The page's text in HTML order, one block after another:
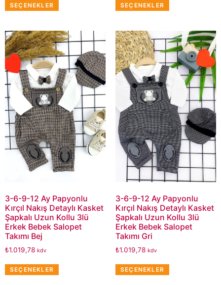
SEÇENEKLER SEÇENEKLER
3-6-9-12 Ay Papyonlu
Kırçıl Nakış Detaylı Kasket
Şapkalı Uzun Kollu 3lü
Erkek Bebek Salopet
Takımı Bej
₺1.019,78 kdv
SEÇENEKLER
3-6-9-12 Ay Papyonlu
Kırçıl Nakış Detaylı Kasket
Şapkalı Uzun Kollu 3lü
Erkek Bebek Salopet
Takımı Gri
₺1.019,78 kdv
SEÇENEKLER